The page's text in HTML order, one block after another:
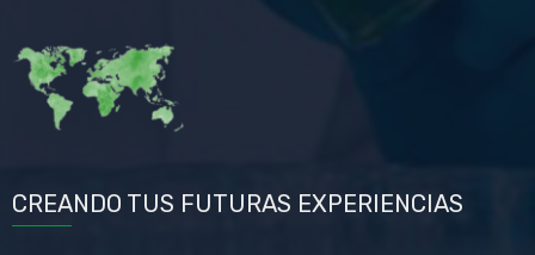
CREANDO TUS FUTURAS EXPERIENCIAS